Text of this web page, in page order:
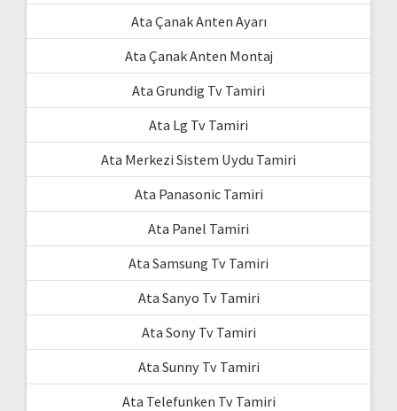
Ata Çanak Anten Ayarı
Ata Çanak Anten Montaj
Ata Grundig Tv Tamiri
Ata Lg Tv Tamiri
Ata Merkezi Sistem Uydu Tamiri
Ata Panasonic Tamiri
Ata Panel Tamiri
Ata Samsung Tv Tamiri
Ata Sanyo Tv Tamiri
Ata Sony Tv Tamiri
Ata Sunny Tv Tamiri
Ata Telefunken Tv Tamiri